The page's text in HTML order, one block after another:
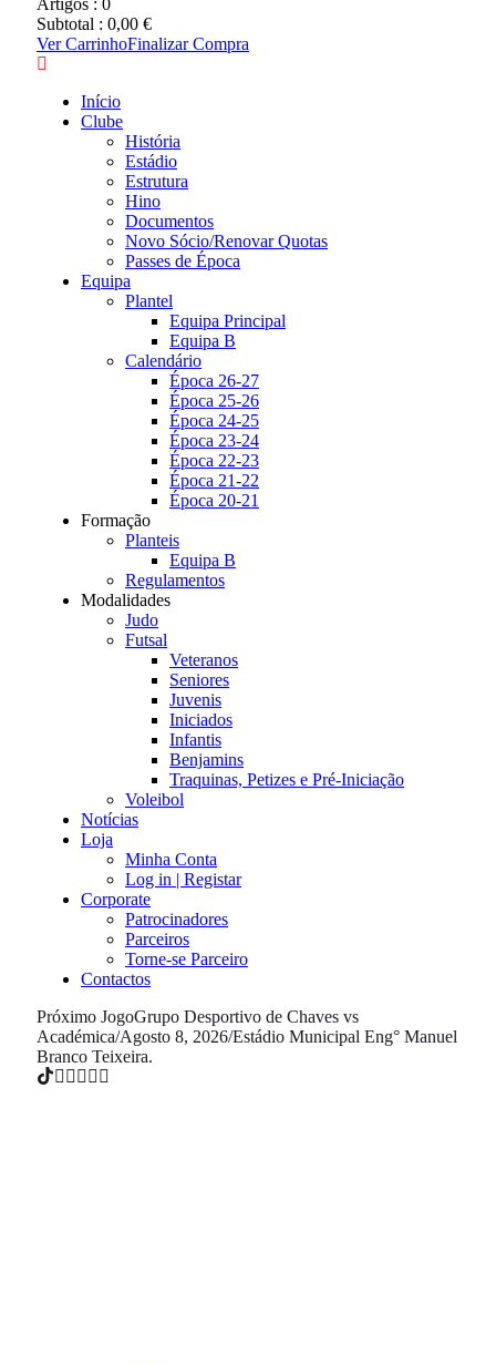
Artigos : 0
Subtotal : 0,00 €
Ver CarrinhoFinalizar Compra
Início
Clube
História
Estádio
Estrutura
Hino
Documentos
Novo Sócio/Renovar Quotas
Passes de Época
Equipa
Plantel
Equipa Principal
Equipa B
Calendário
Época 26-27
Época 25-26
Época 24-25
Época 23-24
Época 22-23
Época 21-22
Época 20-21
Formação
Planteis
Equipa B
Regulamentos
Modalidades
Judo
Futsal
Veteranos
Seniores
Juvenis
Iniciados
Infantis
Benjamins
Traquinas, Petizes e Pré-Iniciação
Voleibol
Notícias
Loja
Minha Conta
Log in | Registar
Corporate
Patrocinadores
Parceiros
Torne-se Parceiro
Contactos
Próximo JogoGrupo Desportivo de Chaves vs
Académica/Agosto 8, 2026/Estádio Municipal Eng° Manuel
Branco Teixeira.